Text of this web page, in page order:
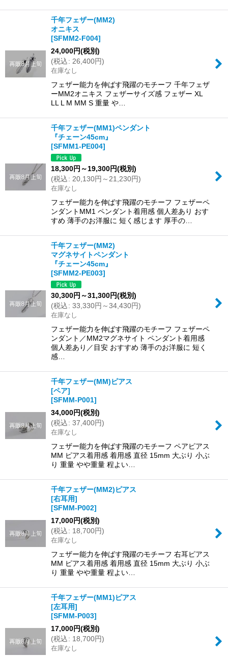
千年フェザー(MM2)
オニキス
[SFMM2-F004]
24,000円(税別)
(税込: 26,400円)
在庫なし
フェザー能力を伸ばす飛躍のモチーフ 千年フェザ
ーMM2オニキス フェザーサイズ感 フェザー XL
LL L M MM S 重量 や…
千年フェザー(MM1)ペンダント
『チェーン45cm』
[SFMM1-PE004]
18,300円 ～19,300円(税別)
(税込: 20,130円 ～21,230円)
在庫なし
フェザー能力を伸ばす飛躍のモチーフ フェザーペ
ンダントMM1 ペンダント着用感 個人差あり おす
すめ 薄手のお洋服に 短く感じます 厚手の…
千年フェザー(MM2)
マグネサイトペンダント
『チェーン45cm』
[SFMM2-PE003]
30,300円 ～31,300円(税別)
(税込: 33,330円 ～34,430円)
在庫なし
フェザー能力を伸ばす飛躍のモチーフ フェザーペ
ンダント／MM2マグネサイト ペンダント着用感
個人差あり／目安 おすすめ 薄手のお洋服に 短く
感…
千年フェザー(MM)ピアス
[ペア]
[SFMM-P001]
34,000円(税別)
(税込: 37,400円)
在庫なし
フェザー能力を伸ばす飛躍のモチーフ ペアピアス
MM ピアス着用感 着用感 直径 15mm 大ぶり 小ぶ
り 重量 やや重量 程よい…
千年フェザー(MM2)ピアス
[右耳用]
[SFMM-P002]
17,000円(税別)
(税込: 18,700円)
在庫なし
フェザー能力を伸ばす飛躍のモチーフ 右耳ピアス
MM ピアス着用感 着用感 直径 15mm 大ぶり 小ぶ
り 重量 やや重量 程よい…
千年フェザー(MM1)ピアス
[左耳用]
[SFMM-P003]
17,000円(税別)
(税込: 18,700円)
在庫なし